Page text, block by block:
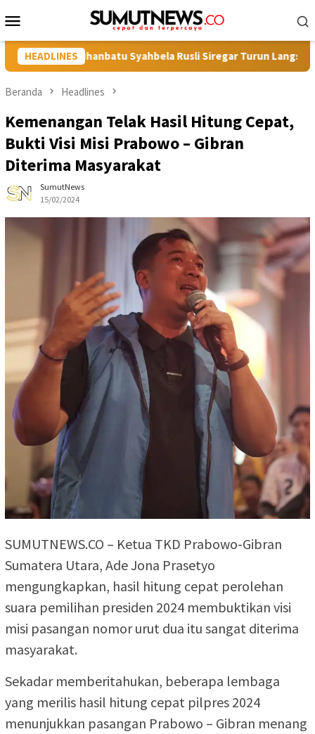
ke
kontenMobile
HEADLINES
LH Labuhanbatu Syahbela Rusli Siregar Turun Langsung
Beranda Headlines
Kemenangan Telak Hasil Hitung Cepat,
Bukti Visi Misi Prabowo – Gibran
Diterima Masyarakat
SumutNews
15/02/2024
SUMUTNEWS.CO – Ketua TKD Prabowo-Gibran
Sumatera Utara, Ade Jona Prasetyo
mengungkapkan, hasil hitung cepat perolehan
suara pemilihan presiden 2024 membuktikan visi
misi pasangan nomor urut dua itu sangat diterima
masyarakat.
Sekadar memberitahukan, beberapa lembaga
yang merilis hasil hitung cepat pilpres 2024
menunjukkan pasangan Prabowo – Gibran menang